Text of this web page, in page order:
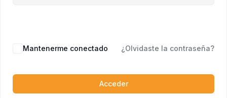
Mantenerme conectado ¿Olvidaste la contraseña?
Acceder